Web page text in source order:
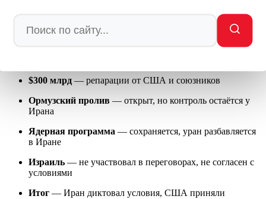
— меморандум о взаимопонимании
$300 млрд — репарации от США и союзников
Ормузский пролив — открыт, но контроль остаётся у
Ирана
Ядерная программа — сохраняется, уран разбавляется
в Иране
Израиль — не участвовал в переговорах, не согласен с
условиями
Итог — Иран диктовал условия, США приняли